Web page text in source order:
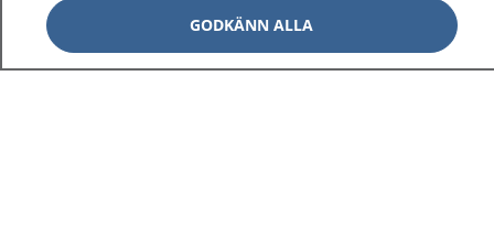
GODKÄNN ALLA